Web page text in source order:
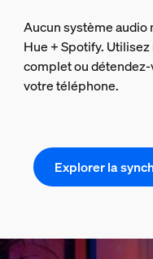
Aucun système audio
Hue + Spotify.
complet ou
votre téléphone.
Explorer la